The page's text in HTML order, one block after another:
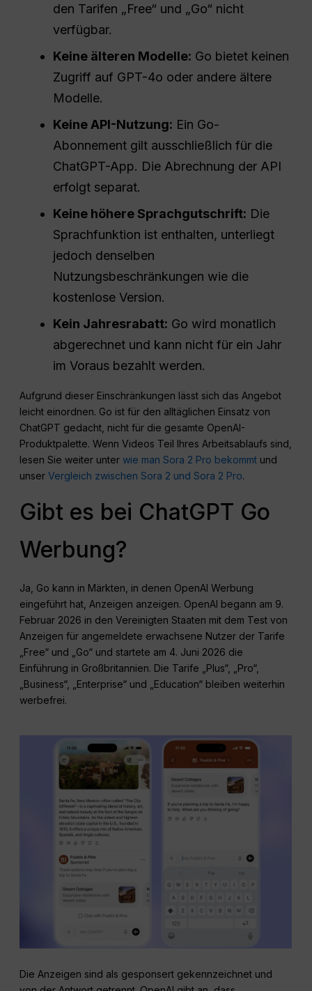
den Tarifen „Free“ und „Go“ nicht
verfügbar.
Keine älteren Modelle: Go bietet keinen
Zugriff auf GPT-4o oder andere ältere
Modelle.
Keine API-Nutzung: Ein Go-
Abonnement gilt ausschließlich für die
ChatGPT-App. Die Abrechnung der API
erfolgt separat.
Keine höhere Sprachgutschrift: Die
Sprachfunktion ist enthalten, unterliegt
jedoch denselben
Nutzungsbeschränkungen wie die
kostenlose Version.
Kein Jahresrabatt: Go wird monatlich
abgerechnet und kann nicht für ein Jahr
im Voraus bezahlt werden.
Aufgrund dieser Einschränkungen lässt sich das Angebot
leicht einordnen. Go ist für den alltäglichen Einsatz von
ChatGPT gedacht, nicht für die gesamte OpenAI-
Produktpalette. Wenn Videos Teil Ihres Arbeitsablaufs sind,
lesen Sie weiter unterwie man Sora 2 Pro bekommt und
unserVergleich zwischen Sora 2 und Sora 2 Pro.
Gibt es bei ChatGPT Go
Werbung?
Ja, Go kann in Märkten, in denen OpenAI Werbung
eingeführt hat, Anzeigen anzeigen. OpenAI begann am 9.
Februar 2026 in den Vereinigten Staaten mit dem Test von
Anzeigen für angemeldete erwachsene Nutzer der Tarife
„Free“ und „Go“ und startete am 4. Juni 2026 die
Einführung in Großbritannien. Die Tarife „Plus“, „Pro“,
„Business“, „Enterprise“ und „Education“ bleiben weiterhin
werbefrei.
Die Anzeigen sind als gesponsert gekennzeichnet und